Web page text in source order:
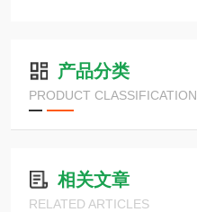
产品分类
PRODUCT CLASSIFICATION
相关文章
RELATED ARTICLES